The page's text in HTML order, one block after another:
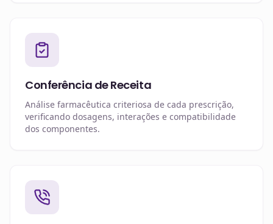
Conferência de Receita
Análise farmacêutica criteriosa de cada prescrição,
verificando dosagens, interações e compatibilidade
dos componentes.